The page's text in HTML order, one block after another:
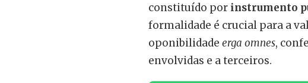
constituído por instrumento
formalidade é crucial para a
oponibilidade erga omnes,
envolvidas e a terceiros.